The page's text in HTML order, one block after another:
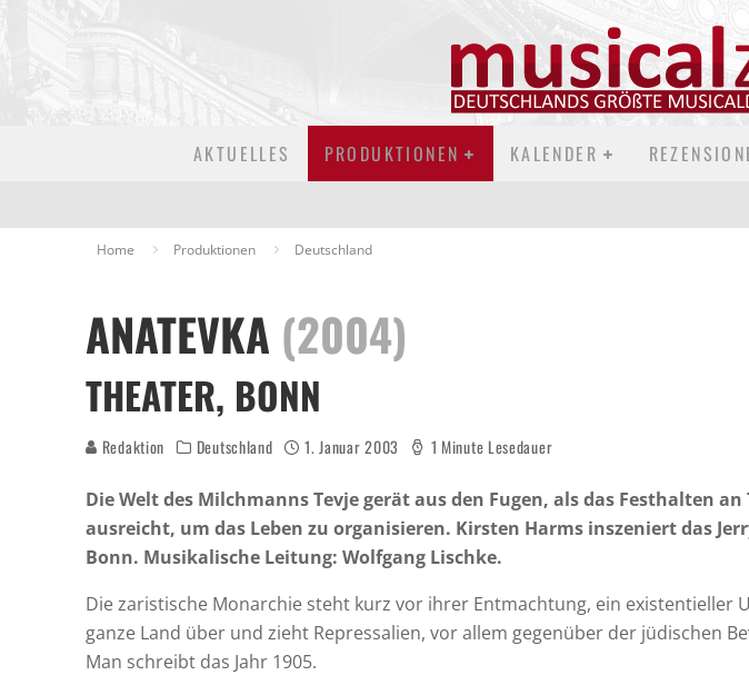
AKTUELLES PRODUKTIONEN KALENDER
Home Produktionen Deutschland
ANATEVKA (2004)
THEATER, BONN
Redaktion Deutschland 1. Januar 2003 1 Minute Lesedauer
Die Welt des Milchmanns Tevje gerät aus den Fugen, als das Festhalten
ausreicht, um das Leben zu organisieren. Kirsten Harms inszeniert das
Bonn. Musikalische Leitung: Wolfgang Lischke.
Die zaristische Monarchie steht kurz vor ihrer Entmachtung, ein existentieller
ganze Land über und zieht Repressalien, vor allem gegenüber der jüdischen
Man schreibt das Jahr 1905.